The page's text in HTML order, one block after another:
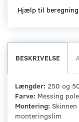
Hjælp til
BESKRIVELSE
Længder: 250 og
Farve: Messing
Montering:
monteringslim